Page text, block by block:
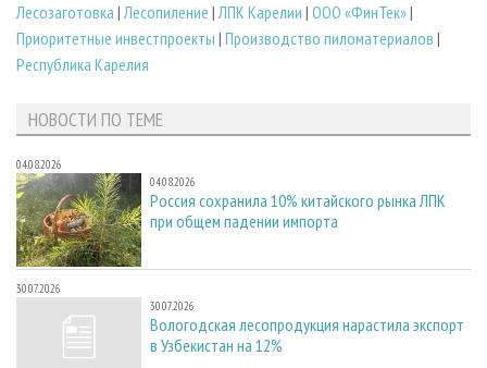
Лесозаготовка |Лесопиление |ЛПК Карелии | ООО «ФинТек»|
Приоритетные инвестпроекты | Производство пиломатериалов |
Республика Карелия
НОВОСТИ ПО ТЕМЕ
04.08.2026
04.08.2026
Россия сохранила 10% китайского рынка ЛПК
при общем падении импорта
30.07.2026
30.07.2026
Вологодская лесопродукция нарастила экспорт
в Узбекистан на 12%